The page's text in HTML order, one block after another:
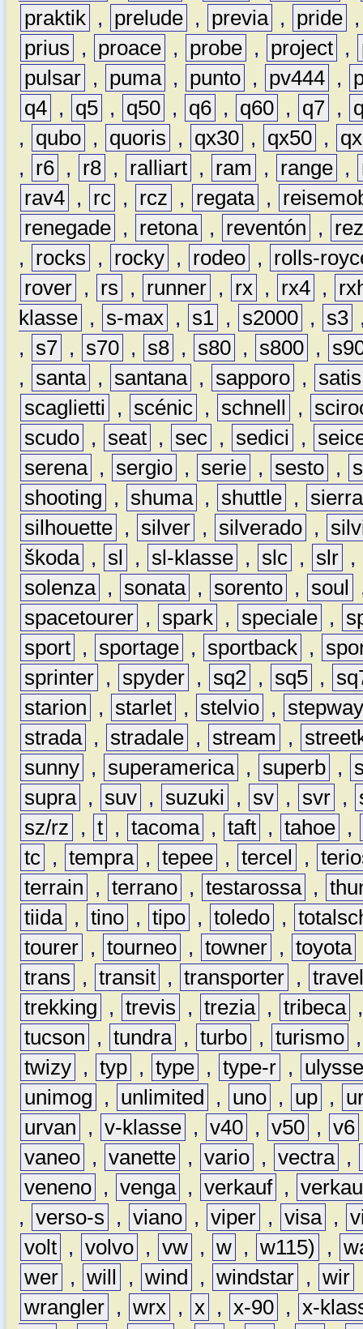
praktik , prelude , previa , pride
prius
, proace , probe , project ,
pulsar , puma , punto , pv444 ,
q4 , q5 , q50 , q6 , q60 , q7 ,
,
qubo , quoris , qx30 , qx50 ,
,
r6 , r8 , ralliart , ram , range ,
rav4 , rc , rcz , regata ,
renegade , retona , reventón ,
,
rocks , rocky , rodeo ,
rolls-
rover , rs , runner , rx , rx4 ,
klasse , s-max , s1 , s2000 , s3
,
s7 , s70 , s8 , s80 , s800 ,
,
santa , santana , sapporo ,
satis
scaglietti
, scénic , schnell ,
scudo , seat , sec , sedici ,
serena , sergio , serie , sesto ,
shooting
, shuma , shuttle ,
sierra
silhouette , silver , silverado ,
škoda , sl , sl-klasse , slc , slr ,
solenza , sonata , sorento , soul
spacetourer , spark , speciale ,
sport , sportage , sportback ,
sprinter , spyder , sq2 , sq5 ,
starion
, starlet , stelvio ,
strada , stradale , stream ,
sunny , superamerica , superb ,
supra , suv , suzuki , sv , svr ,
sz/rz
, t , tacoma , taft , tahoe ,
tc , tempra , tepee , tercel ,
terrain
, terrano , testarossa ,
tiida , tino , tipo , toledo ,
tourer , tourneo , towner , toyota
trans
, transit , transporter ,
trekking
, trevis , trezia , tribeca
tucson
, tundra , turbo , turismo
twizy , typ , type , type-r ,
unimog
, unlimited , uno , up ,
urvan
, v-klasse , v40 , v50 , v6
vaneo , vanette , vario , vectra ,
veneno , venga , verkauf ,
, verso-s , viano , viper , visa ,
volt , volvo , vw , w , w115) ,
wer , will , wind , windstar , wir
wrangler , wrx , x , x-90 , x-